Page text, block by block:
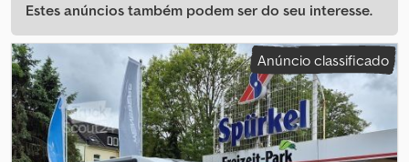
Estes anúncios também podem ser do seu interesse.
Anúncio classificado